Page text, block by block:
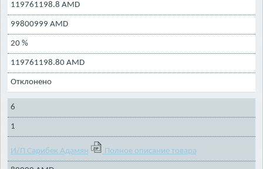
119761198.8 AMD
99800999 AMD
20 %
119761198.80 AMD
Отклонено
6
1
И/П Сарибек Адамян Полное описание товара